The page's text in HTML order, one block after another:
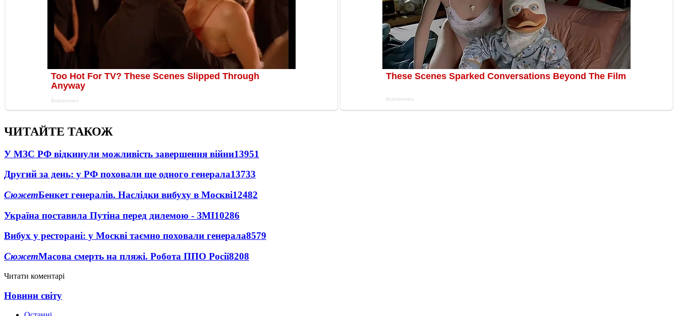
ЧИТАЙТЕ ТАКОЖ
У МЗС РФ відкинули можливість завершення війни13951
Другий за день: у РФ поховали ще одного генерала13733
СюжетБенкет генералів. Наслідки вибуху в Москві12482
Україна поставила Путіна перед дилемою - ЗМІ10286
Вибух у ресторані: у Москві таємно поховали генерала8579
СюжетМасова смерть на пляжі. Робота ППО Росії8208
Читати коментарі
Новини світу